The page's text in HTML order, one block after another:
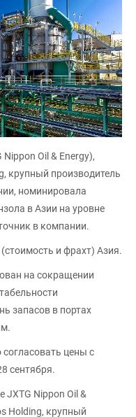
Oil & Energy),
крупный производитель
номинировала
в Азии на уровне
в компании.
и фрахт) Азия.
на сокращении
запасов в портах
цены с
сентября.
JXTG Nippon Oil &
Holding, крупный